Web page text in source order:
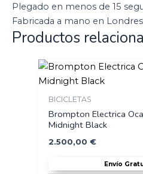
Plegado en menos de 15
Fabricada a mano en
Productos
BICICLETAS
Brompton Electrica
Midnight Black
2.500,00€
Envío